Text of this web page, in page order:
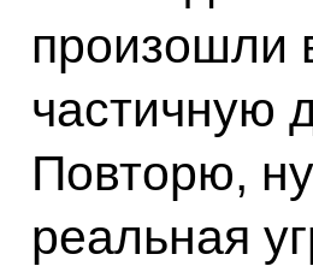
произошли
частичную
Повторю,
реальная